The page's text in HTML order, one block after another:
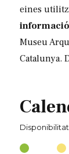
eines
Museu
Catalunya.
Disponibilitat